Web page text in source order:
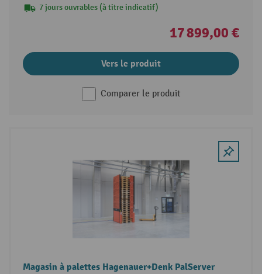
7 jours ouvrables (à titre indicatif)
17 899,00 €
Vers le produit
Comparer le produit
Magasin à palettes Hagenauer+Denk PalServer